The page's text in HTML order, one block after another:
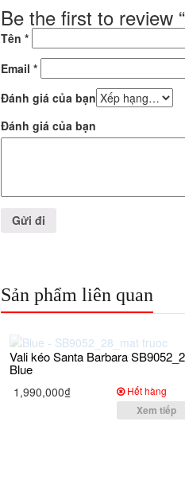
Be the first to review
Tên *
Email *
Đánh giá của bạn
Đánh giá của bạn
Sản phẩm liên quan
Vali kéo Santa Barbara
Blue
1,990,000₫ Hết hàng
Xem tiếp